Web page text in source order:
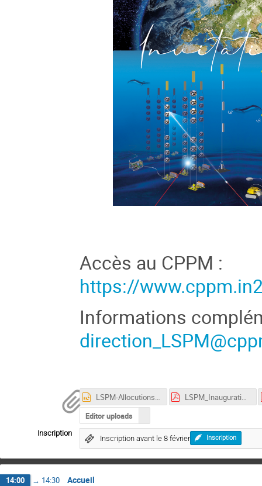
Accès au CPPM :
https://
Informations
LSPM-Allocutions.pptx
LSPM_Inauguration_Deroule.pdf
Editor uploads
Inscription
Inscription avant le 8 février Inscription
14:00 → 14:30 Accueil